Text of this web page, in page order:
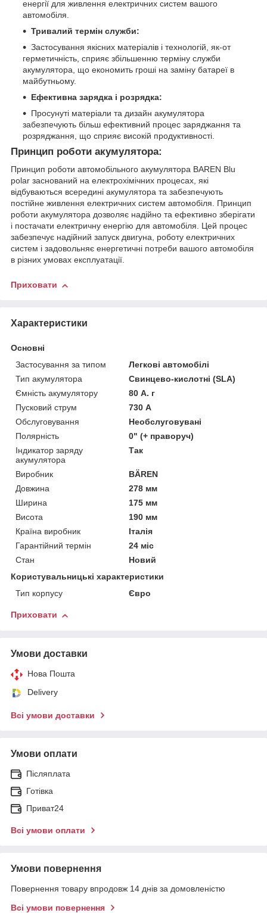
енергії для живлення електричних систем вашого
автомобіля.
Тривалий термін служби:
Застосування якісних матеріалів і технологій, як-от
герметичність, сприяє збільшенню терміну служби
акумулятора, що економить гроші на заміну батареї в
майбутньому.
Ефективна зарядка і розрядка:
Просунуті матеріали та дизайн акумулятора
забезпечують більш ефективний процес заряджання та
розряджання, що сприяє високій продуктивності.
Принцип роботи акумулятора:
Принцип роботи автомобільного акумулятора BAREN Blu
polar заснований на електрохімічних процесах, які
відбуваються всередині акумулятора та забезпечують
постійне живлення електричних систем автомобіля. Принцип
роботи акумулятора дозволяє надійно та ефективно зберігати
і постачати електричну енергію для автомобіля. Цей процес
забезпечує надійний запуск двигуна, роботу електричних
систем і задовольняє енергетичні потреби вашого автомобіля
в різних умовах експлуатації.
Приховати
Характеристики
Основні
Застосування за типом
Легкові автомобілі
Тип акумулятора
Свинцево-кислотні (SLA)
Ємність акумулятору
80 А. г
Пусковий струм
730 А
Обслуговування
Необслуговувані
Полярність
0" (+ праворуч)
Індикатор заряду
акумулятора
Так
Виробник
BÄREN
Довжина
278 мм
Ширина
175 мм
Висота
190 мм
Країна виробник
Італія
Гарантійний термін
24 міс
Стан
Новий
Користувальницькі характеристики
Тип корпусу
Євро
Приховати
Умови доставки
Нова Пошта
Delivery
Всі умови доставки
Умови оплати
Післяплата
Готівка
Приват24
Всі умови оплати
Умови повернення
Повернення товару впродовж 14 днів за домовленістю
Всі умови повернення